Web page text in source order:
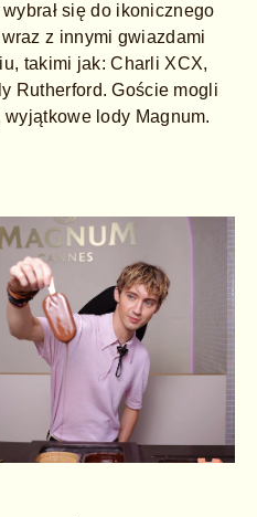
się do ikonicznego
z innymi gwiazdami
takimi jak: Charli XCX,
Rutherford. Goście mogli
lody Magnum.